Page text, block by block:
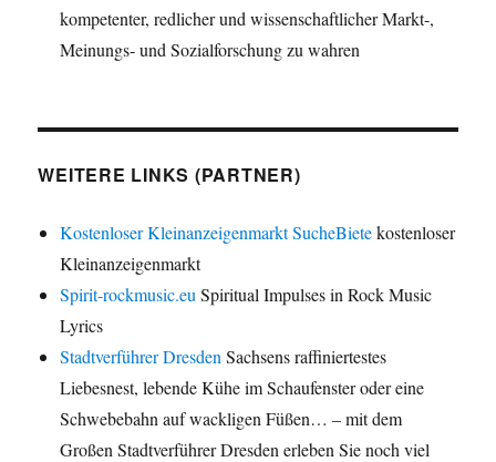
kompetenter, redlicher und wissenschaftlicher Markt-,
Meinungs- und Sozialforschung zu wahren
WEITERE LINKS (PARTNER)
Kostenloser Kleinanzeigenmarkt SucheBietekostenloser
Kleinanzeigenmarkt
Spirit-rockmusic.eu Spiritual Impulses in Rock Music
Lyrics
Stadtverführer Dresden Sachsens raffiniertestes
Liebesnest, lebende Kühe im Schaufenster oder eine
Schwebebahn auf wackligen Füßen… – mit dem
Großen Stadtverführer Dresden erleben Sie noch viel